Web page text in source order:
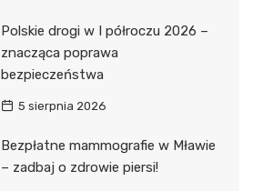
Polskie drogi w I półroczu 2026 –
znacząca poprawa
bezpieczeństwa
5 sierpnia 2026
Bezpłatne mammografie w Mławie
– zadbaj o zdrowie piersi!